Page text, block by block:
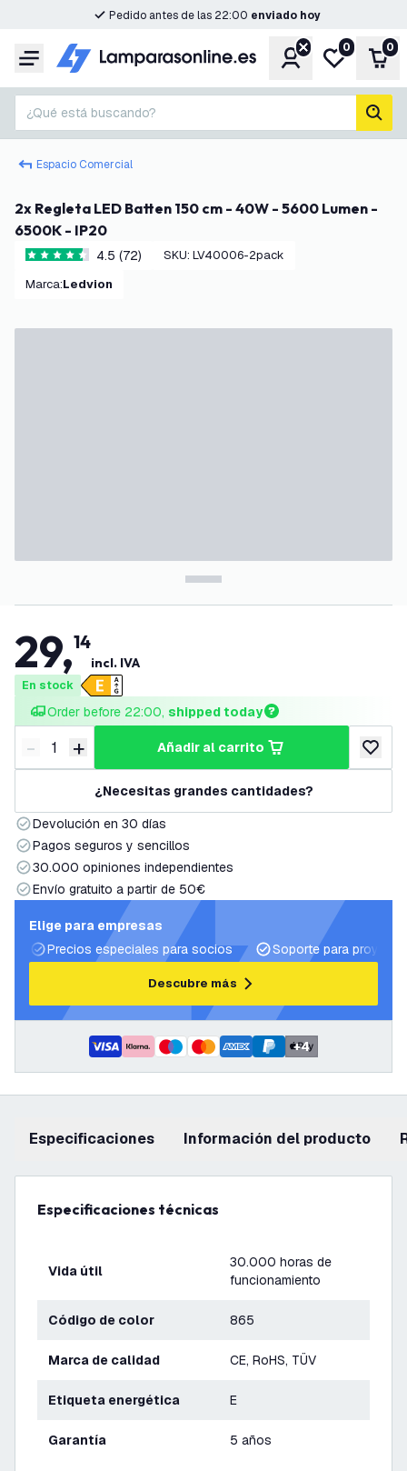
Pedido antes de las 22:00 enviado hoy
Menú CuentaMi lista de
0 0
¿Qué está buscando?
Espacio Comercial
2x Regleta LED Batten 150 cm - 40W - 5600 Lumen -
6500K - IP20
4.5 estrellas de puntuación
4.5 (72) SKU: LV40006-2pack
Marca: Ledvion
29,14
incl. IVA
En stock
Order before 22:00, shipped today
Disminuir cantidad
- Aumentar cantidad
+ añadir al carrito
añadir
¿Necesitas grandes cantidades?
Devolución en 30 días
Pagos seguros y sencillos
30.000 opiniones independientes
Envío gratuito a partir de 50€
Elige para empresas
Precios especiales para socios
Soporte para
Descubre más
+4
Especificaciones información del producto
Especificaciones técnicas
Vida útil
30.000 horas de
funcionamiento
Código de color 865
Marca de calidad CE, RoHS, TÜV
Etiqueta energética E
Garantía 5 años